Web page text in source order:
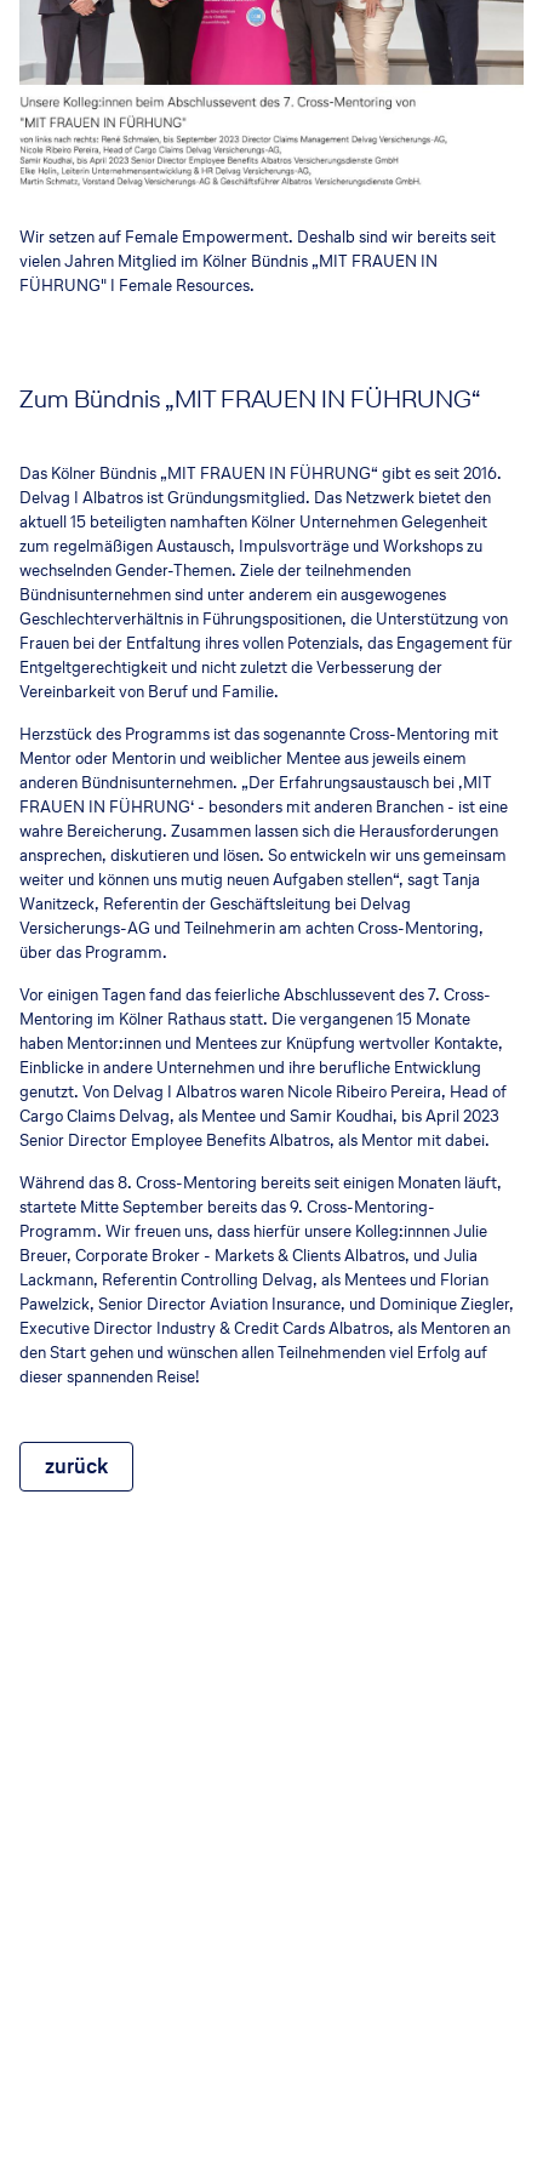
Wir setzen auf Female Empowerment. Deshalb sind wir bereits seit
vielen Jahren Mitglied im Kölner Bündnis „MIT FRAUEN IN
FÜHRUNG" I Female Resources.
Zum Bündnis „MIT FRAUEN IN FÜHRUNG“
Das Kölner Bündnis „MIT FRAUEN IN FÜHRUNG“ gibt es seit 2016.
Delvag I Albatros ist Gründungsmitglied. Das Netzwerk bietet den
aktuell 15 beteiligten namhaften Kölner Unternehmen Gelegenheit
zum regelmäßigen Austausch, Impulsvorträge und Workshops zu
wechselnden Gender-Themen. Ziele der teilnehmenden
Bündnisunternehmen sind unter anderem ein ausgewogenes
Geschlechterverhältnis in Führungspositionen, die Unterstützung von
Frauen bei der Entfaltung ihres vollen Potenzials, das Engagement für
Entgeltgerechtigkeit und nicht zuletzt die Verbesserung der
Vereinbarkeit von Beruf und Familie.
Herzstück des Programms ist das sogenannte Cross-Mentoring mit
Mentor oder Mentorin und weiblicher Mentee aus jeweils einem
anderen Bündnisunternehmen. „Der Erfahrungsaustausch bei ‚MIT
FRAUEN IN FÜHRUNG‘ - besonders mit anderen Branchen - ist eine
wahre Bereicherung. Zusammen lassen sich die Herausforderungen
ansprechen, diskutieren und lösen. So entwickeln wir uns gemeinsam
weiter und können uns mutig neuen Aufgaben stellen“, sagt Tanja
Wanitzeck, Referentin der Geschäftsleitung bei Delvag
Versicherungs-AG und Teilnehmerin am achten Cross-Mentoring,
über das Programm.
Vor einigen Tagen fand das feierliche Abschlussevent des 7. Cross-
Mentoring im Kölner Rathaus statt. Die vergangenen 15 Monate
haben Mentor:innen und Mentees zur Knüpfung wertvoller Kontakte,
Einblicke in andere Unternehmen und ihre berufliche Entwicklung
genutzt. Von Delvag I Albatros waren Nicole Ribeiro Pereira, Head of
Cargo Claims Delvag, als Mentee und Samir Koudhai, bis April 2023
Senior Director Employee Benefits Albatros, als Mentor mit dabei.
Während das 8. Cross-Mentoring bereits seit einigen Monaten läuft,
startete Mitte September bereits das 9. Cross-Mentoring-
Programm. Wir freuen uns, dass hierfür unsere Kolleg:innnen Julie
Breuer, Corporate Broker - Markets & Clients Albatros, und Julia
Lackmann, Referentin Controlling Delvag, als Mentees und Florian
Pawelzick, Senior Director Aviation Insurance, und Dominique Ziegler,
Executive Director Industry & Credit Cards Albatros, als Mentoren an
den Start gehen und wünschen allen Teilnehmenden viel Erfolg auf
dieser spannenden Reise!
zurück